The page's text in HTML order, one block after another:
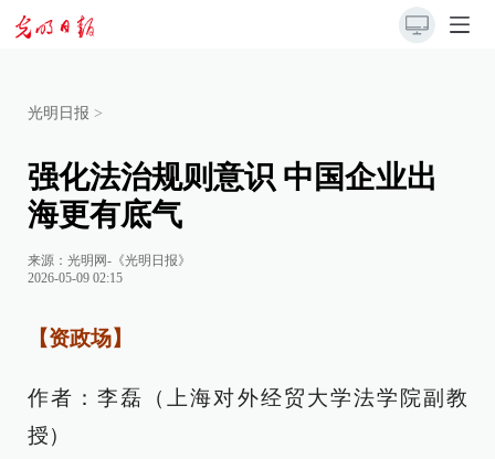
光明日报 >
强化法治规则意识 中国企业出
海更有底气
来源： 光明网-《光明日报》
2026-05-09 02:15
【资政场】
作者：李磊（上海对外经贸大学法学院副教
授）